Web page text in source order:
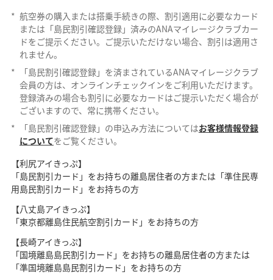
* 航空券の購入または搭乗手続きの際、割引適用に必要なカード
または「島民割引確認登録」済みのANAマイレージクラブカー
ドをご提示ください。ご提示いただけない場合、割引は適用さ
れません。
*
「島民割引確認登録」を済まされているANAマイレージクラブ
会員の方は、オンラインチェックインをご利用いただけます。
登録済みの場合も割引に必要なカードはご提示いただく場合が
ございますので、常に携帯ください。
*
「島民割引確認登録」の申込み方法についてはお客様情報登録
についてをご覧ください。
【利尻アイきっぷ】
「島民割引カード」をお持ちの離島居住者の方または「準住民専
用島民割引カード」をお持ちの方
【八丈島アイきっぷ】
「東京都離島住民航空割引カード」をお持ちの方
【長崎アイきっぷ】
「国境離島島民割引カード」をお持ちの離島居住者の方または
「準国境離島島民割引カード」をお持ちの方